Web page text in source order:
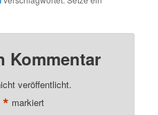
Kommentar
veröffentlicht.
* markiert